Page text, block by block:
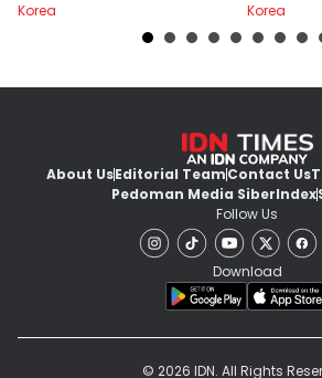
Korea
Korea
About UsEditorial TeamContact Us
Pedoman Media SiberIndex
Follow Us
Download
© 2026 IDN. All Rights